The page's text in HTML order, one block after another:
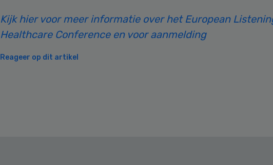
Kijk hier voor meer informatie over het European
Healthcare Conference en voor aanmelding
Reageer op dit artikel